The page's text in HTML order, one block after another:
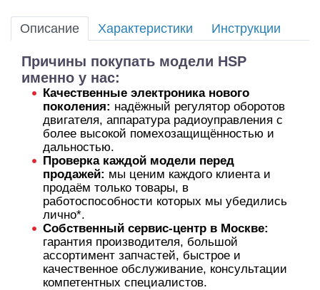
Оптовая продажа запчастей для моделей
Описание Характеристики Инструкции
Причины покупать модели HSP
именно у нас:
Качественные электроника нового
поколения: надёжный регулятор оборотов
двигателя, аппаратура радиоуправления с
более высокой помехозащищённостью и
дальностью.
Проверка каждой модели перед
продажей: мы ценим каждого клиента и
продаём только товары, в
работоспособности которых мы убедились
лично*.
Собственный сервис-центр в Москве:
гарантия производителя, большой
ассортимент запчастей, быстрое и
качественное обслуживание, консультации
компетентных специалистов.